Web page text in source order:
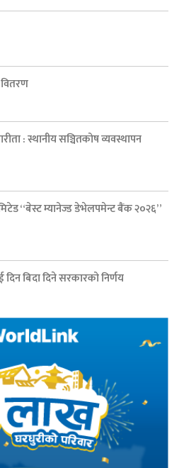
: स्थानीय सञ्चितकोष व्यवस्थापन
“बेस्ट म्यानेज्ड डेभेलपमेन्ट बैंक २०२६”
बिदा दिने सरकारको निर्णय